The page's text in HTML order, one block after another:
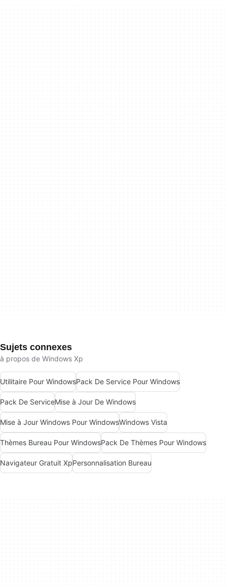
Sujets connexes
à propos de Windows Xp
Utilitaire Pour WindowsPack De Service Pour Windows
Pack De ServiceMise à Jour De Windows
Mise à Jour Windows Pour WindowsWindows Vista
Thèmes Bureau Pour WindowsPack De Thèmes Pour Windows
Navigateur Gratuit XpPersonnalisation Bureau